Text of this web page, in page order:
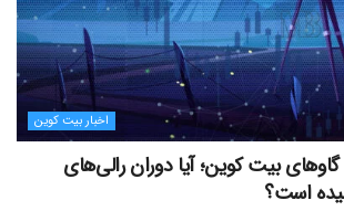
اخبار بیت کوین
گاوهای بیت کوین؛ آیا دوران رالی‌های
است؟